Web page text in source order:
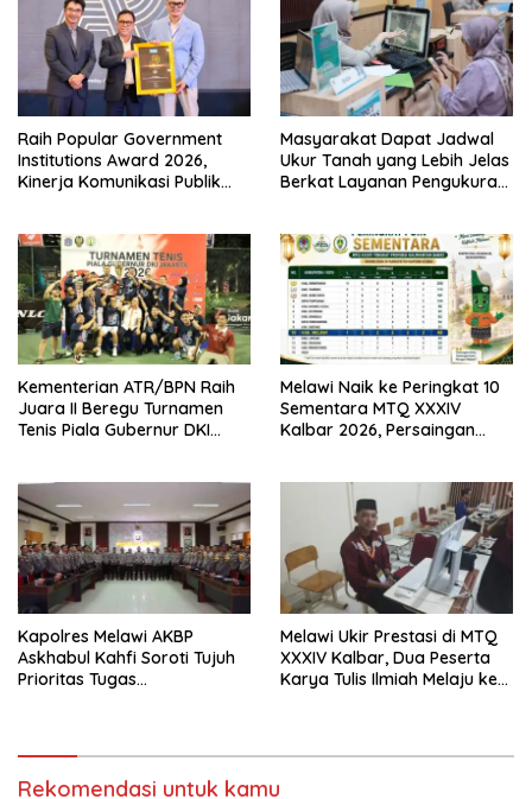
Raih Popular Government
Institutions Award 2026,
Kinerja Komunikasi Publik
Masyarakat Dapat Jadwal
Ukur Tanah yang Lebih Jelas
Berkat Layanan Pengukuran
Kementerian ATR/BPN Raih
Juara II Beregu Turnamen
Tenis Piala Gubernur DKI
Melawi Naik ke Peringkat 10
Sementara MTQ XXXIV
Kalbar 2026, Persaingan
Kapolres Melawi AKBP
Askhabul Kahfi Soroti Tujuh
Prioritas Tugas
Melawi Ukir Prestasi di MTQ
XXXIV Kalbar, Dua Peserta
Karya Tulis Ilmiah Melaju ke
Rekomendasi untuk kamu